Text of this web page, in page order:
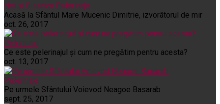
Noi și Biserica Pelerinaje
Acasă la Sfântul Mare Mucenic Dimitrie, izvorâtorul de mir
oct. 26, 2017
Pelerinaje
Ce este pelerinajul şi cum ne pregătim pentru acesta?
oct. 13, 2017
Pelerinaje
Pe urmele Sfântului Voievod Neagoe Basarab
sept. 25, 2017